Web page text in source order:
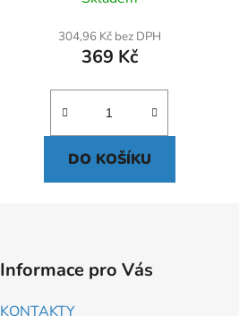
304,96 Kč bez DPH
369 Kč
DO KOŠÍKU
Informace pro Vás
KONTAKTY